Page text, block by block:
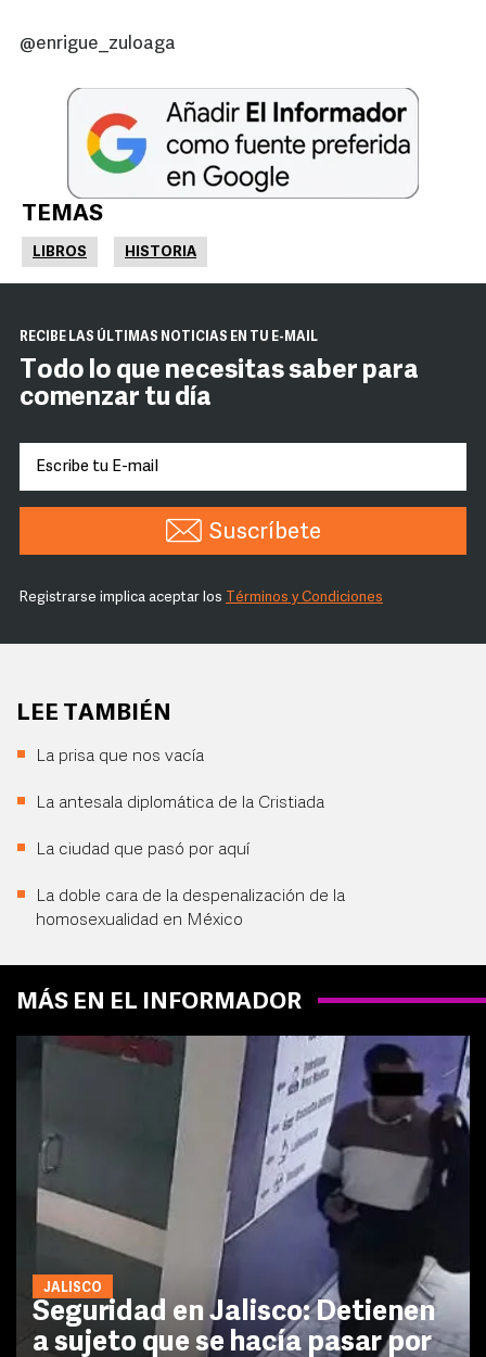
@enrigue_zuloaga
TEMAS
LIBROS HISTORIA
RECIBE LAS ÚLTIMAS NOTICIAS EN TU E-MAIL
Todo lo que necesitas saber para
comenzar tu día
Suscríbete
Registrarse implica aceptar los Términos y Condiciones
LEE TAMBIÉN
La prisa que nos vacía
La antesala diplomática de la Cristiada
La ciudad que pasó por aquí
La doble cara de la despenalización de la
homosexualidad en México
MÁS EN EL INFORMADOR
JALISCO
Seguridad en Jalisco: Detienen
a sujeto que se hacía pasar por